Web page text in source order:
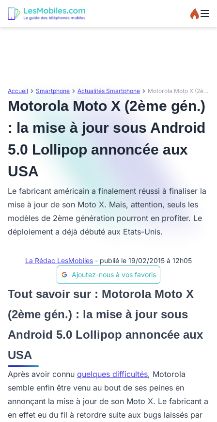
Accueil Smartphone Actualités Smartphone Motorola Moto X (2ème gén.) : la mise à jour sous Android 5.0 Lollipop annoncée aux USA
Motorola Moto X (2ème gén.)
: la mise à jour sous Android
5.0 Lollipop annoncée aux
USA
Le fabricant américain a finalement réussi à finaliser la
mise à jour de son Moto X. Mais, attention, seuls les
modèles de 2ème génération pourront en profiter. Le
déploiement a déjà débuté aux Etats-Unis.
La Rédac LesMobiles - publié le 19/02/2015 à 12h05
Ajoutez-nous à vos favoris
Tout savoir sur : Motorola Moto X
(2ème gén.) : la mise à jour sous
Android 5.0 Lollipop annoncée aux
USA
Après avoir connu quelques difficultés, Motorola
semble enfin être venu au bout de ses peines en
annonçant la mise à jour de son Moto X. Le fabricant a
en effet eu du fil à retordre suite aux bugs laissés par